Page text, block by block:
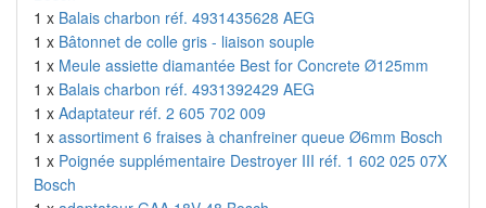
1 x Balais charbon réf. 4931435628 AEG
1 x Bâtonnet de colle gris - liaison souple
1 x Meule assiette diamantée Best for Concrete Ø125mm
1 x Balais charbon réf. 4931392429 AEG
1 x Adaptateur réf. 2 605 702 009
1 x assortiment 6 fraises à chanfreiner queue Ø6mm Bosch
1 x Poignée supplémentaire Destroyer III réf. 1 602 025 07X
Bosch